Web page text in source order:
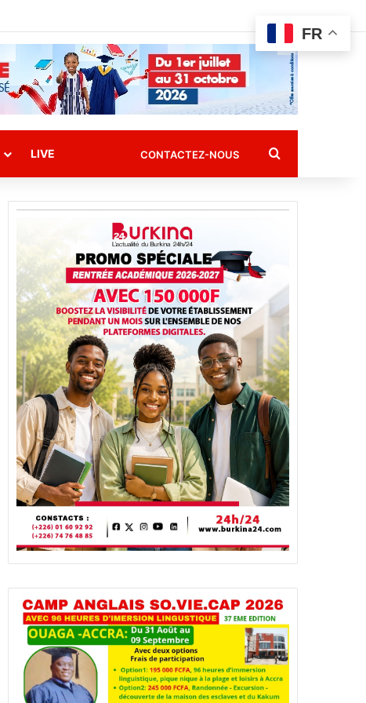
LIVE CONTACTEZ-NOUS Rechercher
FR